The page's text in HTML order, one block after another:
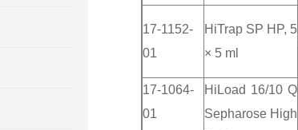
17-1152-
01
HiTrap SP HP, 5
× 5 ml
17-1064-
01
HiLoad 16/10 Q
Sepharose High